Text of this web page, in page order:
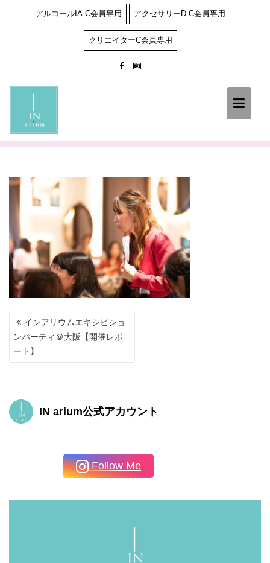
アルコールIA.C会員専用 アクセサリーD.C会員専用
クリエイターC会員専用
投
稿
ナ
ビ
シ
ョ
ン
インアリウムエキシビショ
ンパーティ＠大阪【開催レポ
ート】
IN arium公式アカウント
Follow Me